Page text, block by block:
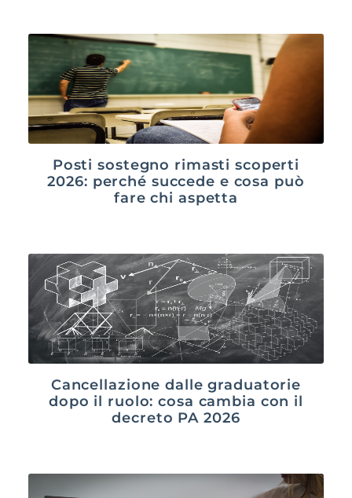
Posti sostegno rimasti scoperti
2026: perché succede e cosa può
fare chi aspetta
Cancellazione dalle graduatorie
dopo il ruolo: cosa cambia con il
decreto PA 2026